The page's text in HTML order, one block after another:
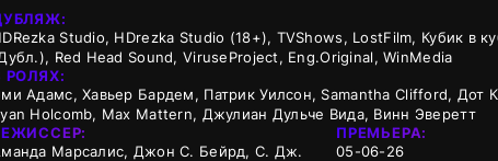
Studio, HDrezka Studio (18+), TVShows, LostFilm, Кубик в
Red Head Sound, ViruseProject, Eng.Original, WinMedia
РОЛЯХ:
Адамс, Хавьер Бардем, Патрик Уилсон, Samantha Clifford, Дот
Holcomb, Max Mattern, Джулиан Дульче Вида, Винн Эверетт
Марсалис, Джон С. Бейрд, С. Дж.
ПРЕМЬЕРА:
05-06-26